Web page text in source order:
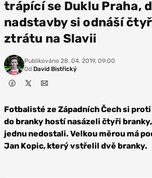
trápící se Duklu Praha,
nadstavby si odnáší
ztrátu na Slavii
Publikováno 28. 04. 2019, 09:00
Od David Bistřický
Fotbalisté ze Západních Čech si
do branky hostí nasázeli čtyři
jednu nedostali. Velkou měrou má
Jan Kopic, který vstřelil dvě branky.